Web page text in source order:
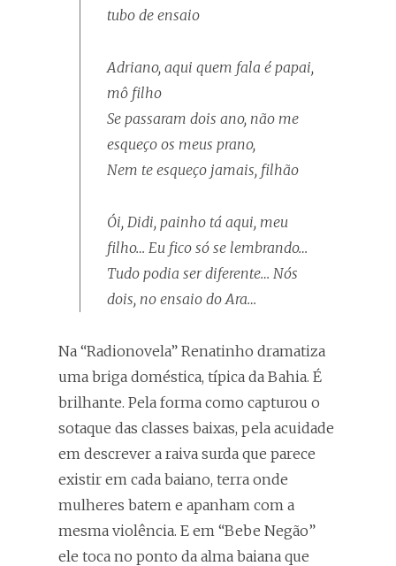
tubo de ensaio
Adriano, aqui quem fala é papai,
mô filho
Se passaram dois ano, não me
esqueço os meus prano,
Nem te esqueço jamais, filhão
Ói, Didi, painho tá aqui, meu
filho… Eu fico só se lembrando…
Tudo podia ser diferente… Nós
dois, no ensaio do Ara…
Na “Radionovela” Renatinho dramatiza
uma briga doméstica, típica da Bahia. É
brilhante. Pela forma como capturou o
sotaque das classes baixas, pela acuidade
em descrever a raiva surda que parece
existir em cada baiano, terra onde
mulheres batem e apanham com a
mesma violência. E em “Bebe Negão”
ele toca no ponto da alma baiana que